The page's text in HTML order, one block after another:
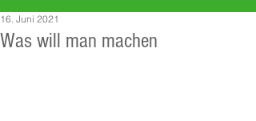
Was will man machen
16. Juni 2021